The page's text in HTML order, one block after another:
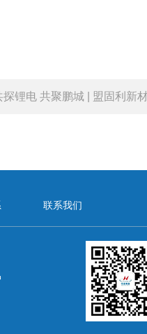
锂电 共聚鹏城 | 盟固利新材料与您相约
联系我们